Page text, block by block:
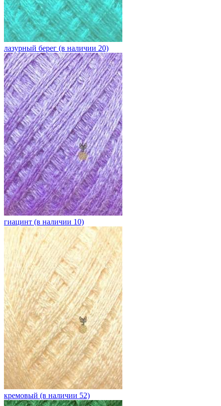
лазурный берег (в наличии 20)
гиацинт (в наличии 10)
кремовый (в наличии 52)